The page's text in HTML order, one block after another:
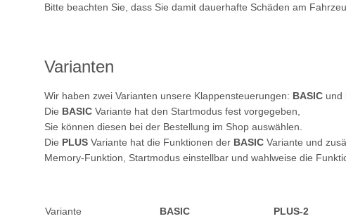
Bitte beachten Sie, dass Sie damit dauerhafte Schäden am
Varianten
Wir haben zwei Varianten unsere Klappensteuerungen: BASIC und
Die BASIC Variante hat den Startmodus fest vorgegeben,
Sie können diesen bei der Bestellung im Shop auswählen.
Die PLUS Variante hat die Funktionen der BASIC Variante und
Memory-Funktion, Startmodus einstellbar und wahlweise die
Variante BASIC PLUS-2